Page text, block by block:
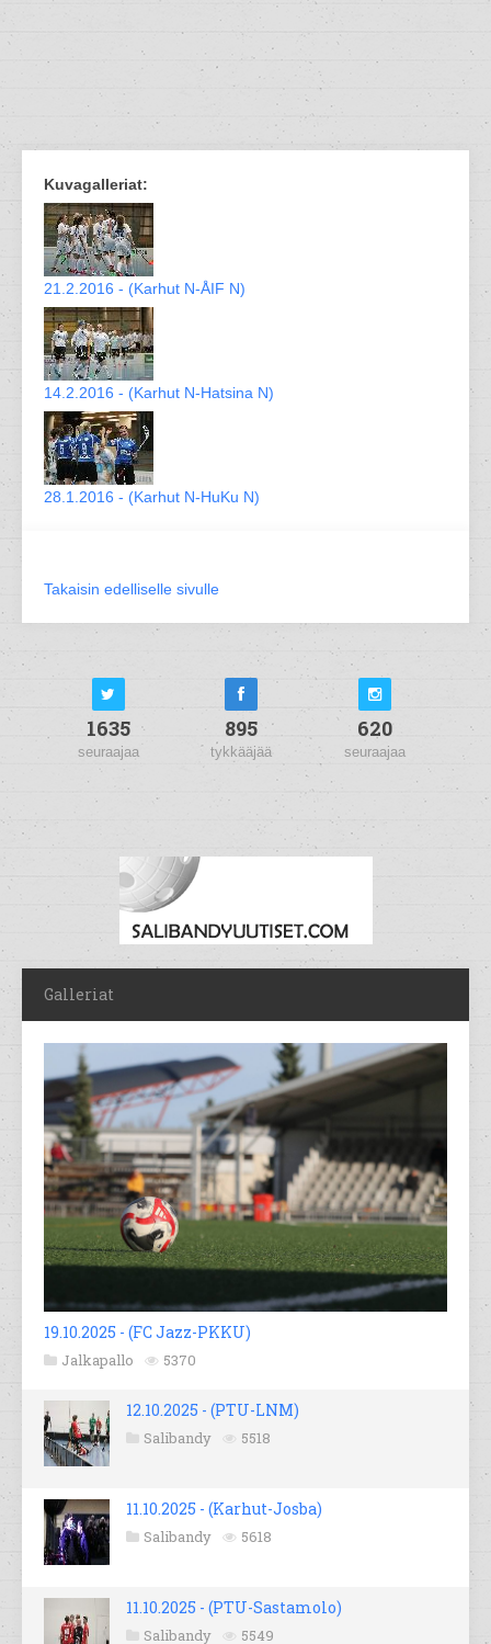
Kuvagalleriat:
21.2.2016 - (Karhut N-ÅIF N)
14.2.2016 - (Karhut N-Hatsina N)
28.1.2016 - (Karhut N-HuKu N)
Takaisin edelliselle sivulle
1635
seuraajaa
895
tykkääjää
620
seuraajaa
Galleriat
19.10.2025 - (FC Jazz-PKKU)
Jalkapallo 5370
12.10.2025 - (PTU-LNM)
Salibandy 5518
11.10.2025 - (Karhut-Josba)
Salibandy 5618
11.10.2025 - (PTU-Sastamolo)
Salibandy 5549